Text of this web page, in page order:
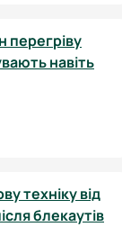
перегріву
навіть
техніку від
блекаутів